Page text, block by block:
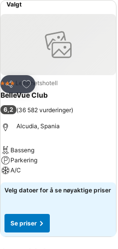
Valgt
Del
Legg til i favoritter
3 StjernerLeilighetshotell
BelleVue Club
6,2 (36 582 vurderinger)
Alcudia, Spania
Basseng
Parkering
A/C
Velg datoer for å se nøyaktige priser
Se priser